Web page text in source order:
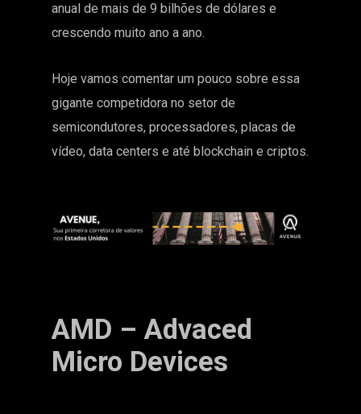
anual de mais de 9 bilhões de dólares e
crescendo muito ano a ano.
Hoje vamos comentar um pouco sobre essa
gigante competidora no setor de
semicondutores, processadores, placas de
vídeo, data centers e até blockchain e criptos.
AMD – Advaced
Micro Devices